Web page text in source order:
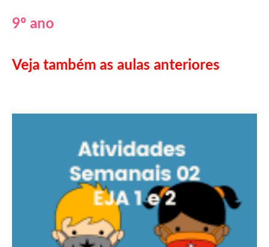
9º ano
Veja também as aulas anteriores